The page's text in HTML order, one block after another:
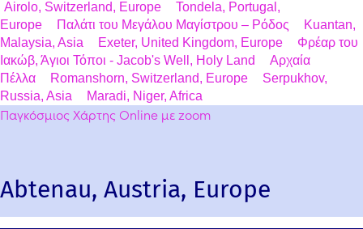
Airolo, Switzerland, Europe
Tondela, Portugal,
Europe
Παλάτι του Μεγάλου Μαγίστρου – Ρόδος
Kuantan,
Malaysia, Asia
Exeter, United Kingdom, Europe
Φρέαρ του
Ιακώβ, Άγιοι Τόποι - Jacob's Well, Holy Land
Αρχαία
Πέλλα
Romanshorn, Switzerland, Europe
Serpukhov,
Russia, Asia
Maradi, Niger, Africa
Παγκόσμιος Χάρτης Online με zoom
Abtenau, Austria, Europe